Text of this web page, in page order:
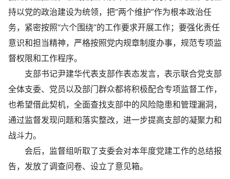
持以党的政治建设为统领，把“两个维护”作为根本政治任
务，紧密按照“六个围绕”的工作要求开展工作；要强化责任
意识和担当精神，严格按照党内规章制度办事，规范专项监
督权限和工作程序。
支部书记尹建华代表支部作表态发言，表示联合党支部
全体支委、党员以及部门群众都将积极配合专项监督工作，
也希望借此契机，全面查找支部中的风险隐患和管理漏洞，
通过监督发现问题和落实整改，进一步提高支部的凝聚力和
战斗力。
会后，监督组听取了支委会对本年度党建工作的总结报
告，发放了调查问卷、设立了意见箱。